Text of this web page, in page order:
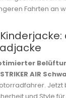
Fahrten an
AIR
Jetzt